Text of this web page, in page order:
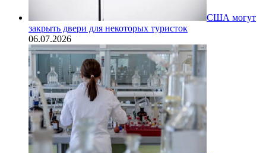
США могут
закрыть двери для некоторых туристок
06.07.2026